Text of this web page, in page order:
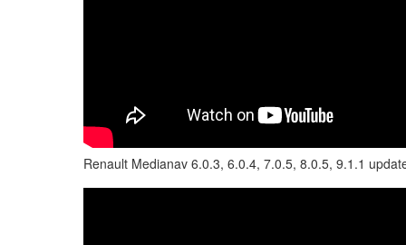
Renault Medianav 6.0.3, 6.0.4, 7.0.5, 8.0.5, 9.1.1